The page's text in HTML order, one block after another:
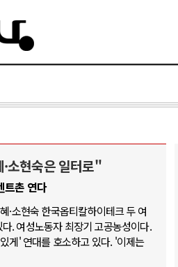
소현숙은 일터로"
트촌 연다
·소현숙 한국옵티칼하이테크 두 여
. 여성노동자 최장기 고공농성이다.
게' 연대를 호소하고 있다. '이제는
중동 위기
등 격화, 트럼프 정치·경제 ..
협 통행료를 철회한 트럼프
즈 해협 봉쇄 선택한 배경